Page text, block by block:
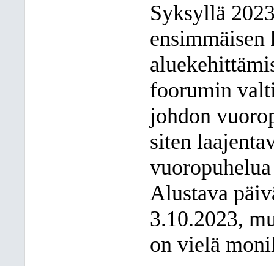
Syksyllä
foorumin
johdon
siten
Alustava
3.10.2023,
on vielä